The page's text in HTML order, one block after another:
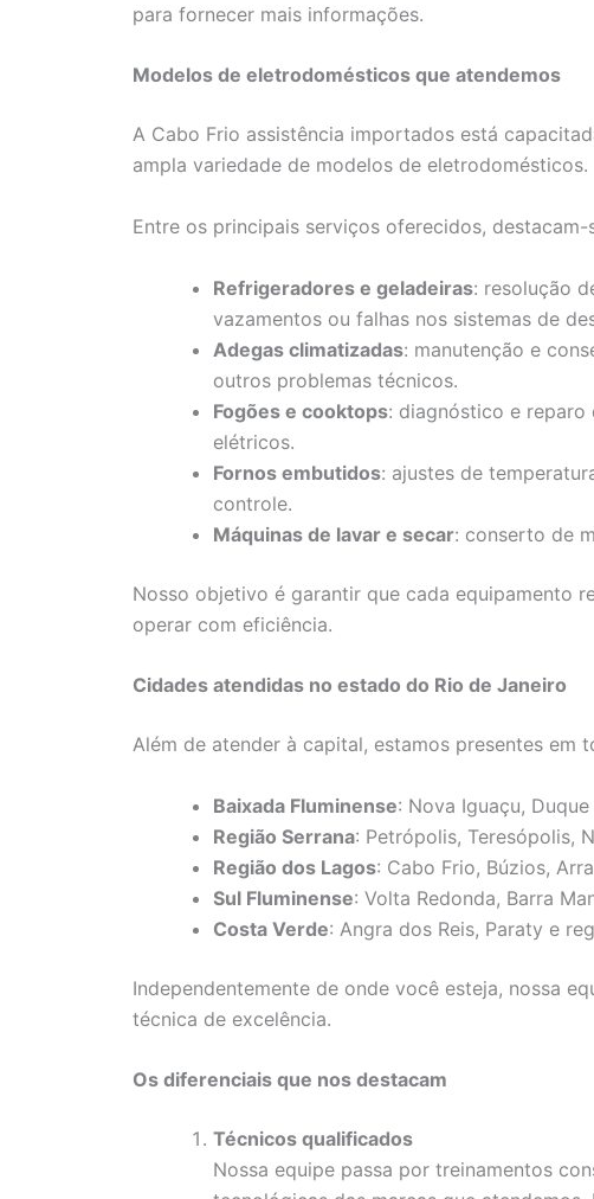
para fornecer mais informações.
Modelos de eletrodomésticos que atendemos
A Cabo Frio assistência importados está
ampla variedade de modelos de eletrodomésticos.
Entre os principais serviços oferecidos, destacam-
Refrigeradores e geladeiras: resolução
vazamentos ou falhas nos sistemas de
Adegas climatizadas: manutenção e
outros problemas técnicos.
Fogões e cooktops: diagnóstico e reparo
elétricos.
Fornos embutidos: ajustes de
controle.
Máquinas de lavar e secar: conserto de
Nosso objetivo é garantir que cada equipamento
operar com eficiência.
Cidades atendidas no estado do Rio de Janeiro
Além de atender à capital, estamos presentes em
Baixada Fluminense: Nova Iguaçu,
Região Serrana: Petrópolis, Teresópolis,
Região dos Lagos: Cabo Frio, Búzios,
Sul Fluminense: Volta Redonda, Barra
Costa Verde: Angra dos Reis, Paraty e
Independentemente de onde você esteja, nossa
técnica de excelência.
Os diferenciais que nos destacam
Técnicos qualificados
Nossa equipe passa por treinamentos